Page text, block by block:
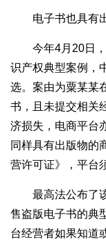
电子书也具有出
今年4月20日，
识产权典型案例，
选。案由为粟某某
书，且未提交相关
济损失，电商平台
同样具有出版物的
营许可证》，平台
最高法公布了该
售盗版电子书的典
台经营者如果知道